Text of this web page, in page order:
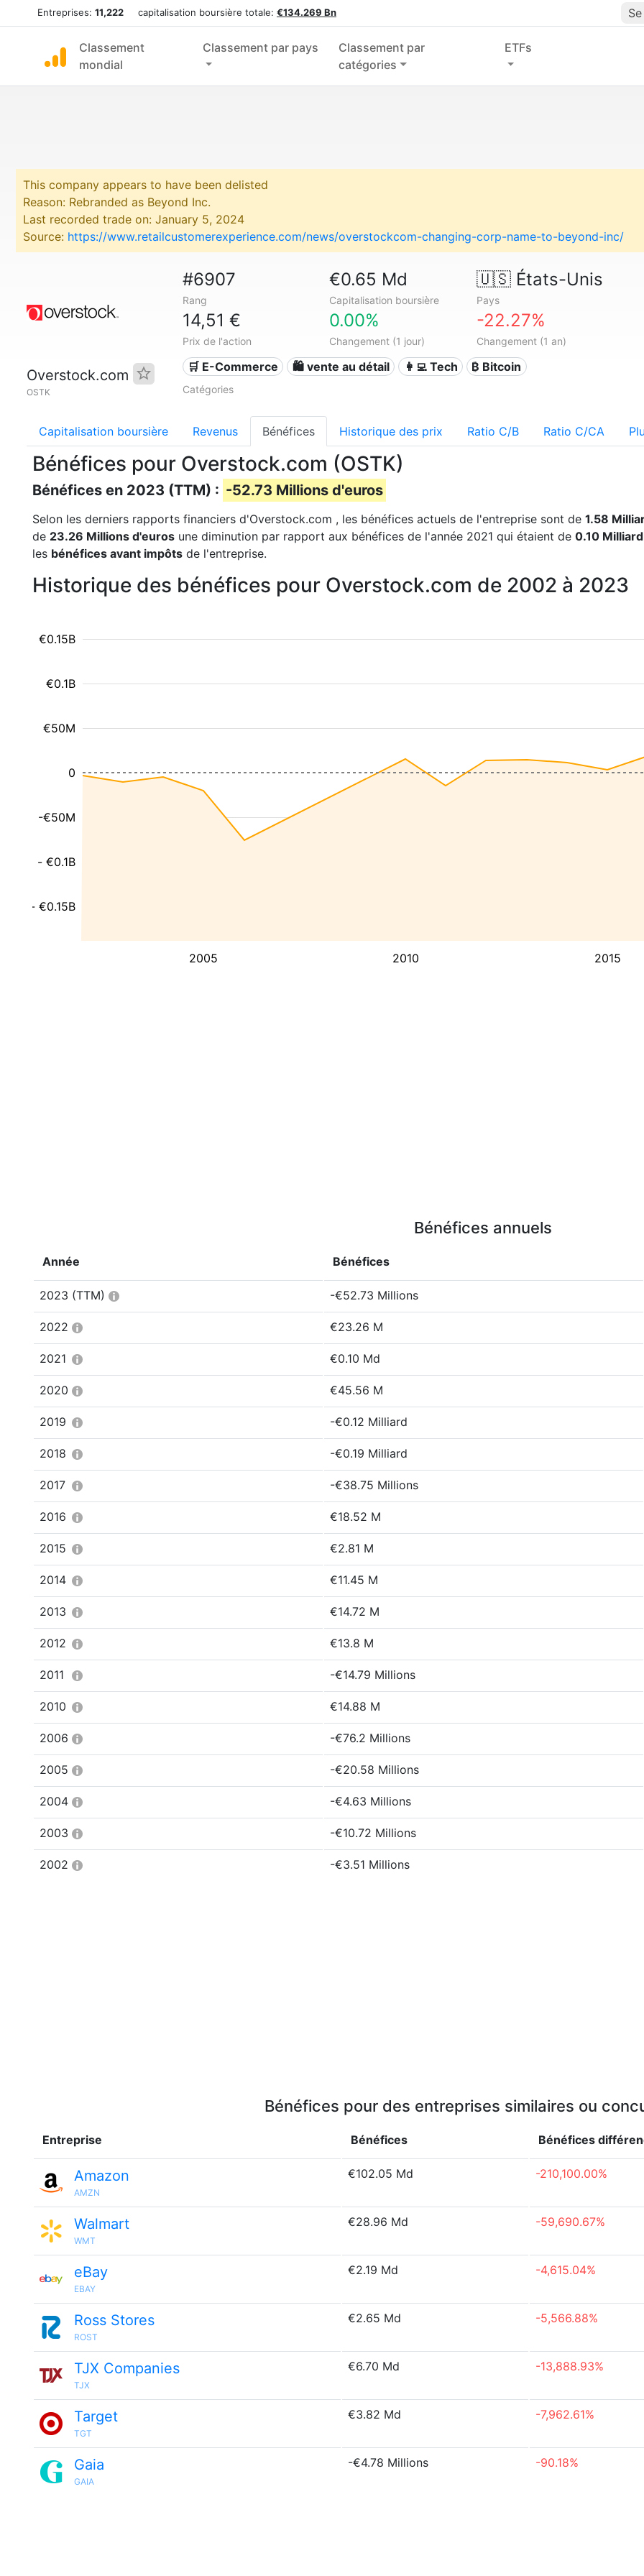
Entreprises: 11,222 capitalisation boursière totale: €134.269 Bn
Classement
mondial
Classement par pays
Classement par
catégories
ETFs
This company appears to have been delisted
Reason: Rebranded as Beyond Inc.
Last recorded trade on: January 5, 2024
Source: https://www.retailcustomerexperience.com/news/overstockcom-changing-corp-name-to-beyond-inc/
Overstock.com
OSTK
#6907
Rang
€0.65 Md
Capitalisation boursière
🇺🇸États-Unis
Pays
14,51 €
Prix de l'action
0.00%
Changement (1 jour)
-22.27%
Changement (1 an)
🛒 E-Commerce 🛍️ vente au détail 👩‍💻 Tech ₿ Bitcoin
Catégories
Capitalisation boursière Revenus Bénéfices Historique des prix Ratio C/B Ratio C/CA
Bénéfices pour Overstock.com (OSTK)
Bénéfices en 2023 (TTM) : -52.73 Millions d'euros
Selon les derniers rapports financiers d'Overstock.com , les bénéfices actuels de l'entreprise sont de 1.58
de 23.26 Millions d'euros une diminution par rapport aux bénéfices de l'année 2021 qui étaient de 0.10
les bénéfices avant impôts de l'entreprise.
Historique des bénéfices pour Overstock.com de 2002 à 2023
2005 2010 2015
- €0.15B
- €0.1B
-€50M
€50M
€0.1B
€0.15B
0
Bénéfices annuels
Année Bénéfices
2023 (TTM) -€52.73 Millions
2022 €23.26 M
2021 €0.10 Md
2020 €45.56 M
2019 -€0.12 Milliard
2018 -€0.19 Milliard
2017 -€38.75 Millions
2016 €18.52 M
2015 €2.81 M
2014 €11.45 M
2013 €14.72 M
2012 €13.8 M
2011 -€14.79 Millions
2010 €14.88 M
2006 -€76.2 Millions
2005 -€20.58 Millions
2004 -€4.63 Millions
2003 -€10.72 Millions
2002 -€3.51 Millions
Bénéfices pour des entreprises similaires ou
Entreprise Bénéfices Bénéfices
Amazon
AMZN
€102.05 Md -210,100.00%
Walmart
WMT
€28.96 Md -59,690.67%
eBay
EBAY
€2.19 Md -4,615.04%
Ross Stores
ROST
€2.65 Md -5,566.88%
TJX Companies
TJX
€6.70 Md -13,888.93%
Target
TGT
€3.82 Md -7,962.61%
Gaia
GAIA
-€4.78 Millions -90.18%